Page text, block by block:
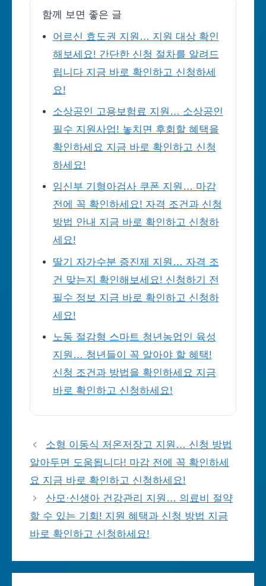
함께 보면 좋은 글
어르신 효도권 지원… 지원 대상 확인
해보세요! 간단한 신청 절차를 알려드
립니다 지금 바로 확인하고 신청하세
요!
소상공인 고용보험료 지원… 소상공인
필수 지원사업! 놓치면 후회할 혜택을
확인하세요 지금 바로 확인하고 신청
하세요!
임신부 기형아검사 쿠폰 지원… 마감
전에 꼭 확인하세요! 자격 조건과 신청
방법 안내 지금 바로 확인하고 신청하
세요!
딸기 자가수분 증진제 지원… 자격 조
건 맞는지 확인해보세요! 신청하기 전
필수 정보 지금 바로 확인하고 신청하
세요!
노동 절감형 스마트 청년농업인 육성
지원… 청년들이 꼭 알아야 할 혜택!
신청 조건과 방법을 확인하세요 지금
바로 확인하고 신청하세요!
소형 이동식 저온저장고 지원… 신청 방법
알아두면 도움됩니다! 마감 전에 꼭 확인하세
요 지금 바로 확인하고 신청하세요!
산모·신생아 건강관리 지원… 의료비 절약
할 수 있는 기회! 지원 혜택과 신청 방법 지금
바로 확인하고 신청하세요!